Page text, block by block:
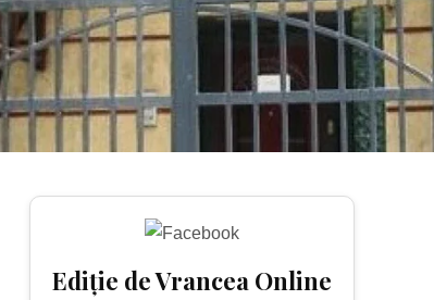
Ediție de Vrancea Online